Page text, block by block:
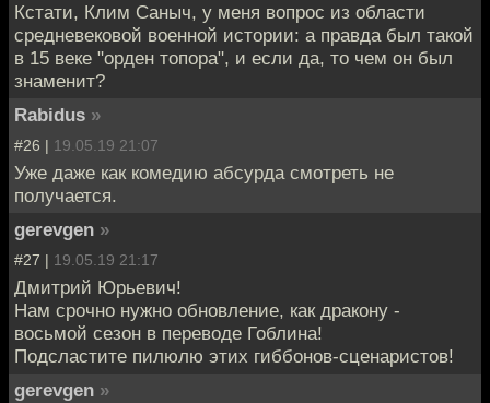
Кстати, Клим Саныч, у меня вопрос из области
средневековой военной истории: а правда был такой
в 15 веке "орден топора", и если да, то чем он был
знаменит?
Rabidus »
#26 | 19.05.19 21:07
Уже даже как комедию абсурда смотреть не
получается.
gerevgen »
#27 | 19.05.19 21:17
Дмитрий Юрьевич!
Нам срочно нужно обновление, как дракону -
восьмой сезон в переводе Гоблина!
Подсластите пилюлю этих гиббонов-сценаристов!
gerevgen »